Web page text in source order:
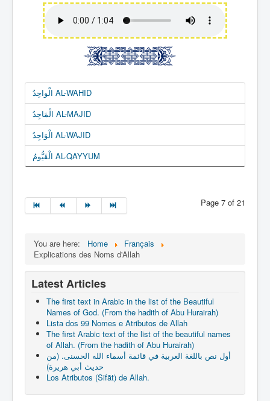
الْواحِدُ AL-WAHID
الْمَاجِدُ AL-MAJID
الْوَاجِدُ AL-WAJID
الْقَيُّومُ AL-QAYYUM
Page 7 of 21
You are here: Home
Français
Explications des Noms d'Allah
Latest Articles
The first text in Arabic in the list of the Beautiful
Names of God. (From the hadith of Abu Hurairah)
Lista dos 99 Nomes e Atributos de Allah
The first Arabic text of the list of the beautiful names
of Allah. (From the hadith of Abu Hurairah)
أول نص باللغة العربية في قائمة أسماء الله الحسنى. (من
حديث أبي هريرة)
Los Atributos (Sifāt) de Allah.